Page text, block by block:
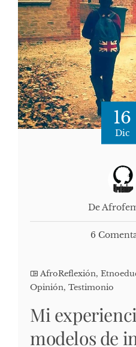
16
Dic
De
6
AfroReflexión,
Opinión, Testimonio
Mi
modelos de